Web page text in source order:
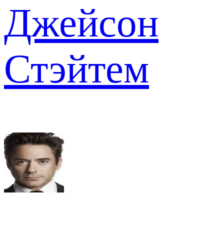
Джейсон
Стэйтем